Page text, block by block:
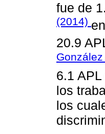
fue de
(2014)
20.9
González
6.1
los
los